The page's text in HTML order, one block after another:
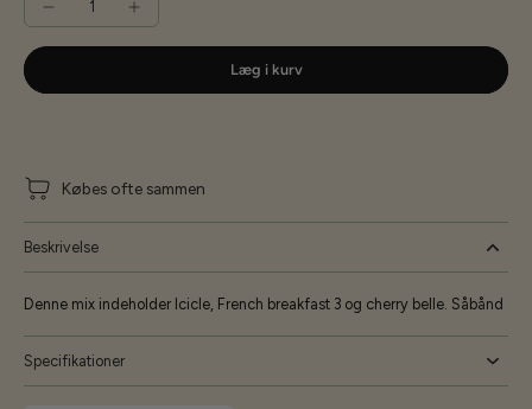
Læg i kurv
Købes ofte sammen
Beskrivelse
Denne mix indeholder Icicle, French breakfast 3 og cherry belle. Såbånd
Specifikationer